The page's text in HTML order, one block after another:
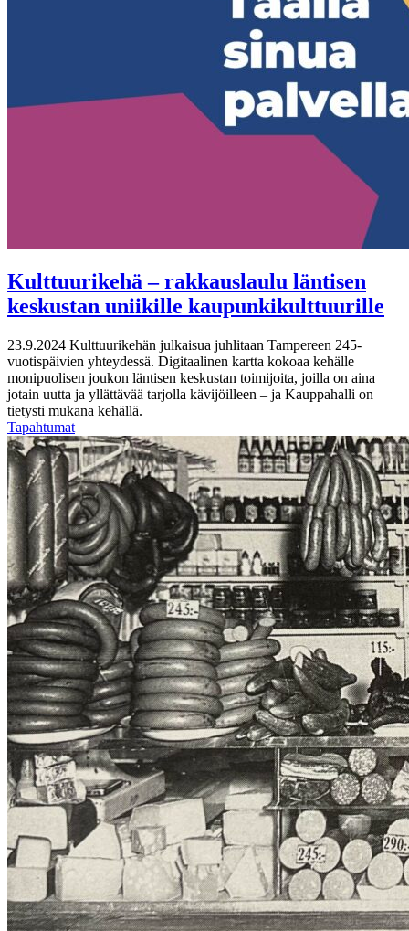
Kulttuurikehä – rakkauslaulu läntisen
keskustan uniikille kaupunkikulttuurille
23.9.2024 Kulttuurikehän julkaisua juhlitaan Tampereen 245-
vuotispäivien yhteydessä. Digitaalinen kartta kokoaa kehälle
monipuolisen joukon läntisen keskustan toimijoita, joilla on aina
jotain uutta ja yllättävää tarjolla kävijöilleen – ja Kauppahalli on
tietysti mukana kehällä.
Tapahtumat